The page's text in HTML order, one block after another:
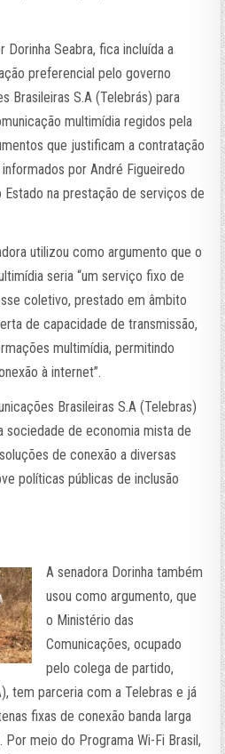
Seabra, fica incluída a
preferencial pelo governo
Brasileiras S.A (Telebrás) para
multimídia regidos pela
que justificam a contratação
por André Figueiredo
na prestação de serviços de
utilizou como argumento que o
seria “um serviço fixo de
coletivo, prestado em âmbito
de capacidade de transmissão,
multimídia, permitindo
à internet”.
Brasileiras S.A (Telebras)
sociedade de economia mista de
de conexão a diversas
políticas públicas de inclusão
A senadora Dorinha também
usou como argumento, que
o Ministério das
Comunicações, ocupado
pelo colega de partido,
tem parceria com a Telebras e já
fixas de conexão banda larga
meio do Programa Wi-Fi Brasil,